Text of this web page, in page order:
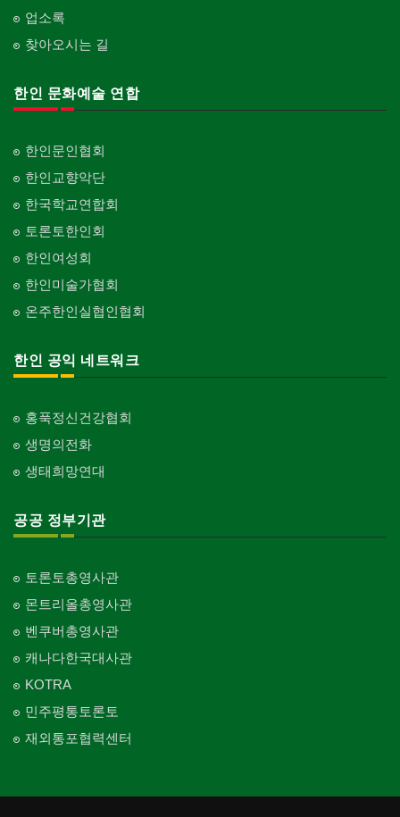
업소록
찾아오시는 길
한인 문화예술 연합
한인문인협회
한인교향악단
한국학교연합회
토론토한인회
한인여성회
한인미술가협회
온주한인실협인협회
한인 공익 네트워크
홍푹정신건강협회
생명의전화
생태희망연대
공공 정부기관
토론토총영사관
몬트리올총영사관
벤쿠버총영사관
캐나다한국대사관
KOTRA
민주평통토론토
재외통포협력센터